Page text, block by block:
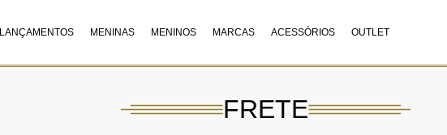
LANÇAMENTOS MENINAS MENINOS MARCAS ACESSÓRIOS OUTLET
FRETE